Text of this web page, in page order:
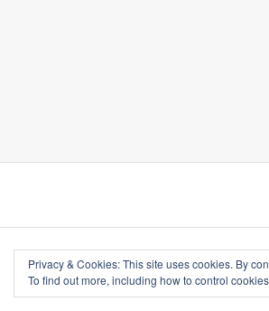
Privacy & Cookies: This site uses cookies. By
To find out more, including how to control